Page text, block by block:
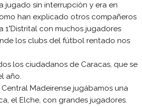
jugado sin interrupción y era en
han explicado otros compañeros
con muchos jugadores
los clubs del fútbol rentado nos
los ciudadanos de Caracas, que se
año.
Madeirense jugábamos una
el Elche, con grandes jugadores.